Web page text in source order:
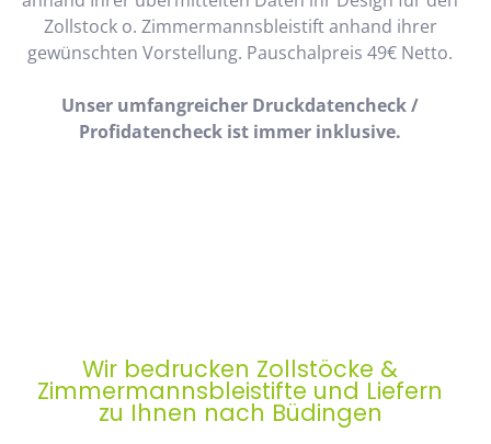
Zollstock o. Zimmermannsbleistift anhand ihrer
gewünschten Vorstellung. Pauschalpreis 49€ Netto.
Unser umfangreicher Druckdatencheck /
Profidatencheck ist immer inklusive.
Wir bedrucken Zollstöcke &
Zimmermannsbleistifte und Liefern
zu Ihnen nach Büdingen